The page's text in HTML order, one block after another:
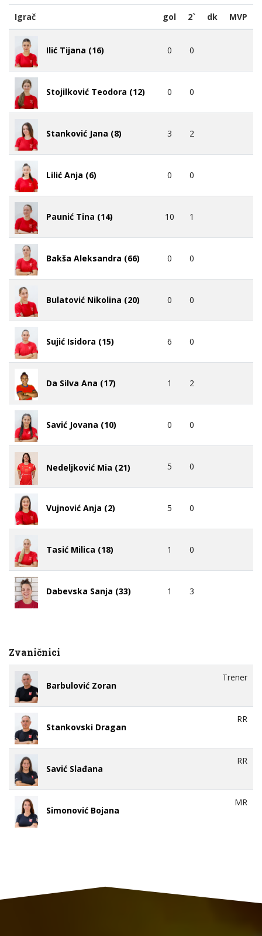
Igrač gol 2` dk MVP
Ilić Tijana (16) 0 0
Stojilković Teodora (12) 0 0
Stanković Jana (8) 3 2
Lilić Anja (6) 0 0
Paunić Tina (14) 10 1
Bakša Aleksandra (66) 0 0
Bulatović Nikolina (20) 0 0
Sujić Isidora (15) 6 0
Da Silva Ana (17) 1 2
Savić Jovana (10) 0 0
Nedeljković Mia (21) 5 0
Vujnović Anja (2) 5 0
Tasić Milica (18) 1 0
Dabevska Sanja (33) 1 3
Zvaničnici
Barbulović Zoran
Trener
Stankovski Dragan
RR
Savić Slađana
RR
Simonović Bojana
MR